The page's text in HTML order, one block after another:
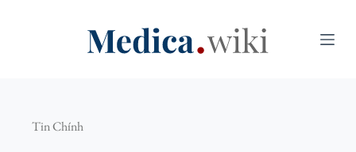
Tin Chính